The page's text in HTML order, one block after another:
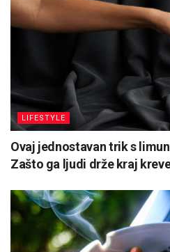
LIFESTYLE
Ovaj jednostavan trik s
Zašto ga ljudi drže kraj